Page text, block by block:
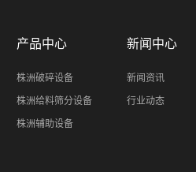
产品中心
株洲破碎设备
株洲给料筛分设备
株洲辅助设备
新闻中心
新闻资讯
行业动态